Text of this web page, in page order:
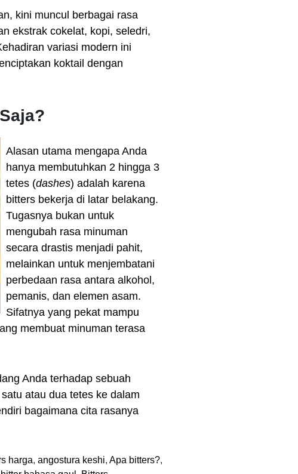
kini muncul berbagai rasa
ekstrak cokelat, kopi, seledri,
variasi modern ini
koktail dengan
Alasan utama mengapa Anda
hanya membutuhkan 2 hingga 3
tetes (dashes) adalah karena
bitters bekerja di latar belakang.
Tugasnya bukan untuk
mengubah rasa minuman
secara drastis menjadi pahit,
melainkan untuk menjembatani
perbedaan rasa antara alkohol,
pemanis, dan elemen asam.
Sifatnya yang pekat mampu
membuat minuman terasa
Anda terhadap sebuah
atau dua tetes ke dalam
bagaimana cita rasanya
harga, angostura keshi, Apa bitters?,